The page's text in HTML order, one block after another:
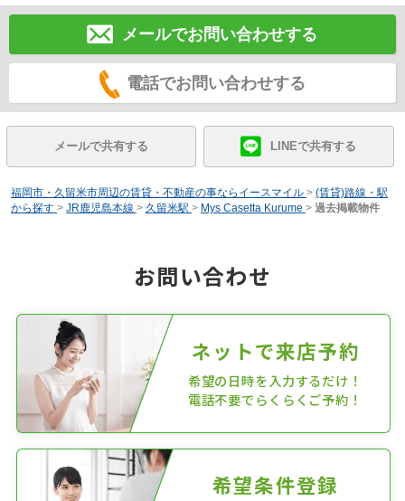
メールでお問い合わせする
電話でお問い合わせする
メールで共有する LINEで共有する
福岡市・久留米市周辺の賃貸・不動産の事ならイースマイル > (賃貸)路線・駅
から探す > JR鹿児島本線 > 久留米駅 > Mys Casetta Kurume > 過去掲載物件
お問い合わせ
ネットで来店予約
希望の日時を入力するだけ！
電話不要でらくらくご予約！
希望条件登録